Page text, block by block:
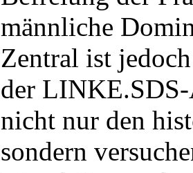
männliche
Zentral ist
der
nicht nur den
sondern